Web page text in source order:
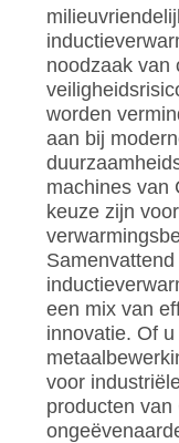
noodzaak van
worden
aan bij
machines van
keuze zijn
een mix van
innovatie. Of
voor
producten van